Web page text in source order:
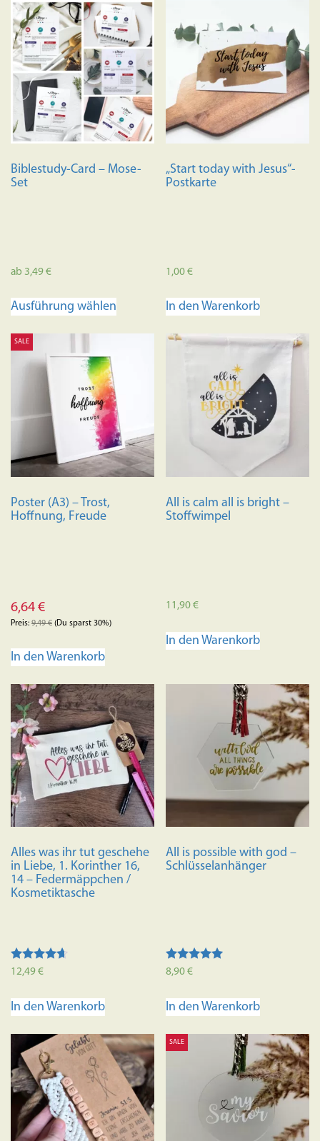
Biblestudy-Card – Mose-
Set
ab 3,49€
Ausführung wählen
Die
Optionen
können
auf
der
„Start today with Jesus“-
Postkarte
1,00€
In den Warenkorb
SALE
Poster (A3) – Trost,
Hoffnung, Freude
6,64 €
Preis: 9,49€ (Du sparst 30%)
In den Warenkorb
All is calm all is bright –
Stoffwimpel
11,90€
In den Warenkorb
Alles was ihr tut geschehe
in Liebe, 1. Korinther 16,
14 – Federmäppchen /
Kosmetiktasche
Bewertet
von 5
12,49€
In den Warenkorb
All is possible with god –
Schlüsselanhänger
Bewertet mit
8,90€
In den Warenkorb
SALE